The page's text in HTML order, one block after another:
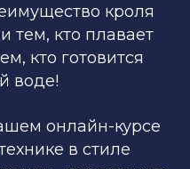
кроля
тем, кто плавает
кто готовится
воде!
онлайн-курсе
в стиле